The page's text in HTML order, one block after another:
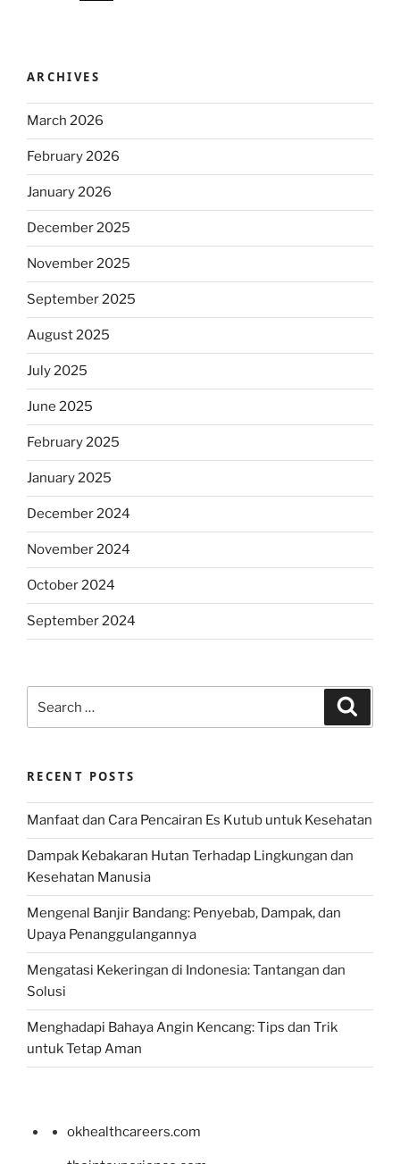
ARCHIVES
March 2026
February 2026
January 2026
December 2025
November 2025
September 2025
August 2025
July 2025
June 2025
February 2025
January 2025
December 2024
November 2024
October 2024
September 2024
for:
RECENT POSTS
Manfaat dan Cara Pencairan Es Kutub untuk Kesehatan
Dampak Kebakaran Hutan Terhadap Lingkungan dan
Kesehatan Manusia
Mengenal Banjir Bandang: Penyebab, Dampak, dan
Upaya Penanggulangannya
Mengatasi Kekeringan di Indonesia: Tantangan dan
Solusi
Menghadapi Bahaya Angin Kencang: Tips dan Trik
untuk Tetap Aman
okhealthcareers.com